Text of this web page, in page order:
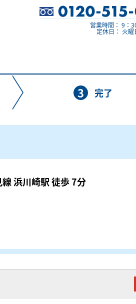
営業時間： 9：
定休日： 火曜
3 完了
浜川崎駅 徒歩 7分